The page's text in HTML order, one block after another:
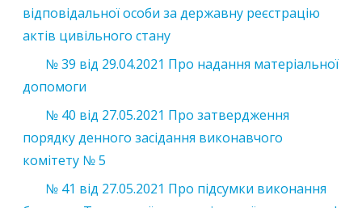
відповідальної особи за державну реєстрацію
актів цивільного стану
№ 39 від 29.04.2021 Про надання матеріальної
допомоги
№ 40 від 27.05.2021 Про затвердження
порядку денного засідання виконавчого
комітету № 5
№ 41 від 27.05.2021 Про підсумки виконання